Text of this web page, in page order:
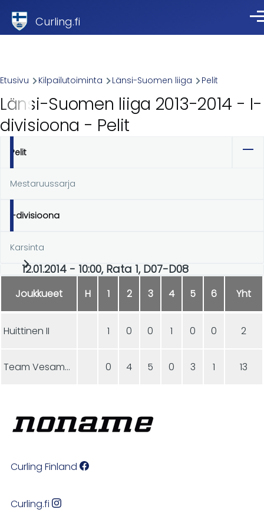
Curling.fi
Breadcrumb
Etusivu Kilpailutoiminta Länsi-Suomen liiga Pelit
Länsi-Suomen liiga 2013-2014 - I-
divisioona - Pelit
Ensisijaiset
välilehdet
Pelit
Mestaruussarja
I-divisioona
Karsinta
12.01.2014 - 10:00, Rata 1, D07-D08
Joukkueet H 1 2 3 4 5 6 Yht
Huittinen II 1 0 0 1 0 0 2
Team Vesamo / Tarvasjoki 0 4 5 0 3 1 13
Curling Finland
Curling.fi